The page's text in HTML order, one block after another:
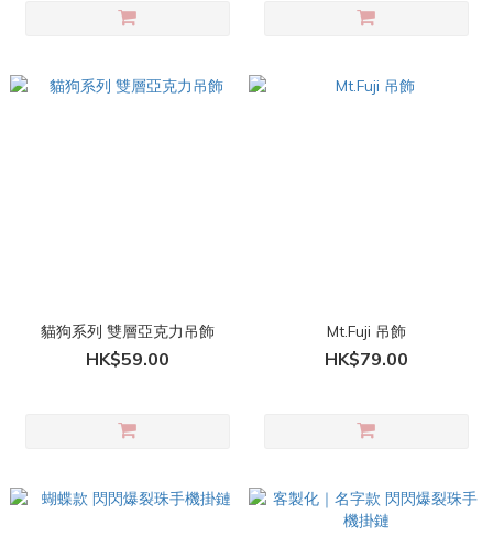
貓狗系列 雙層亞克力吊飾
HK$59.00
Mt.Fuji 吊飾
HK$79.00